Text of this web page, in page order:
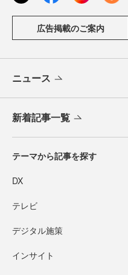
広告掲載のご案内
ニュース
新着記事一覧
テーマから記事を探す
DX
テレビ
デジタル施策
インサイト